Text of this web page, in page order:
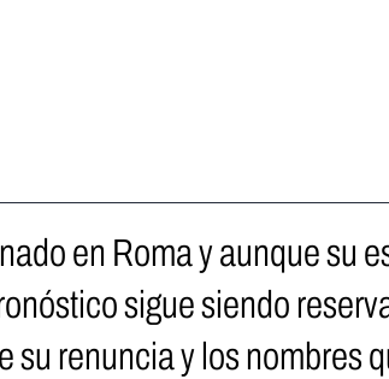
en Roma y aunque su
sigue siendo
su renuncia y los nombres